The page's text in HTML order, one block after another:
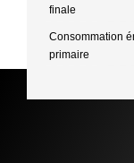
finale
Consommation
primaire